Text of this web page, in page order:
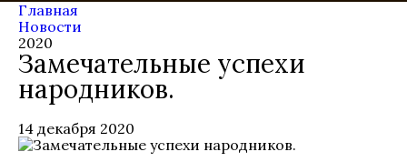
Главная
Новости
2020
Замечательные успехи
народников.
14 декабря 2020